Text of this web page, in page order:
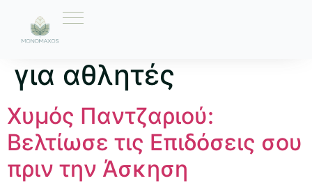
Ετικέτα:
για αθλητές
Χυμός Παντζαριού:
Βελτίωσε τις Επιδόσεις σου
πριν την Άσκηση